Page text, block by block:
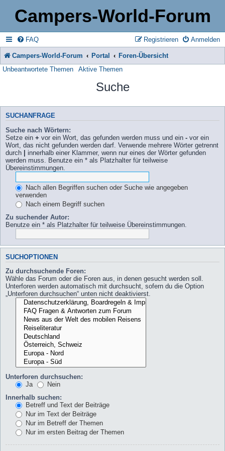
Campers-World-Forum
FAQ Anmelden
Registrieren
Campers-World-Forum Portal
Foren-Übersicht
Unbeantwortete Themen
Aktive Themen
Suche
SUCHANFRAGE
Suche nach Wörtern:
Setze ein + vor ein Wort, das gefunden werden muss und ein - vor ein
Wort, das nicht gefunden werden darf. Verwende mehrere Wörter getrennt
durch | innerhalb einer Klammer, wenn nur eines der Wörter gefunden
werden muss. Benutze ein * als Platzhalter für teilweise
Übereinstimmungen.
Nach allen Begriffen suchen oder Suche wie angegeben
verwenden
Nach einem Begriff suchen
Zu suchender Autor:
Benutze ein * als Platzhalter für teilweise Übereinstimmungen.
SUCHOPTIONEN
Zu durchsuchende Foren:
Wähle das Forum oder die Foren aus, in denen gesucht werden soll.
Unterforen werden automatisch mit durchsucht, sofern du die Option
„Unterforen durchsuchen“ unten nicht deaktivierst.
Unterforen durchsuchen:
Ja
Nein
Innerhalb suchen:
Betreff und Text der Beiträge
Nur im Text der Beiträge
Nur im Betreff der Themen
Nur im ersten Beitrag der Themen